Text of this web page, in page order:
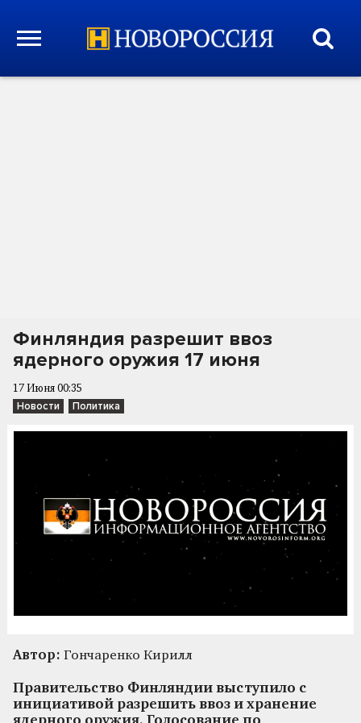
Финляндия разрешит ввоз
ядерного оружия 17 июня
17 Июня 00:35
Новости Политика
Автор: Гончаренко Кирилл
Правительство Финляндии выступило с
инициативой разрешить ввоз и хранение